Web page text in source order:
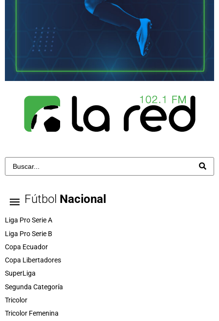
Fútbol Nacional
Liga Pro Serie A
Liga Pro Serie B
Copa Ecuador
Copa Libertadores
SuperLiga
Segunda Categoría
Tricolor
Tricolor Femenina